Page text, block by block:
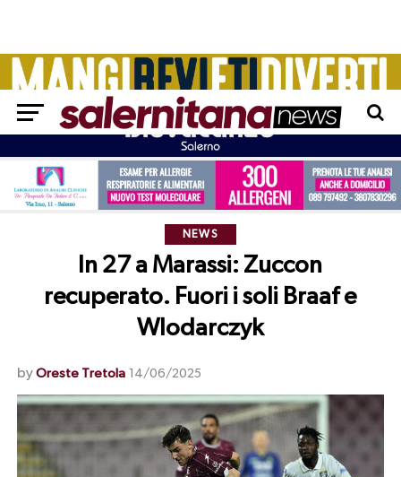
NEWS
In 27 a Marassi: Zuccon
recuperato. Fuori i soli Braaf e
Wlodarczyk
by Oreste Tretola 14/06/2025